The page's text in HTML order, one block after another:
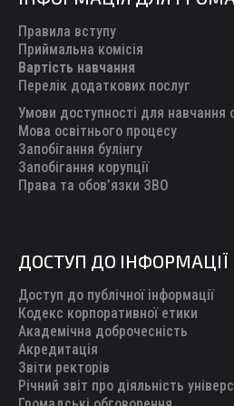
in
new
window
in
new
window
in
new
window
in
new
window
new
Правила вступу
Приймальна комісія
Вартість навчання
Перелік додаткових послуг
Умови доступності для навчання
Мова освітнього процесу
Запобігання булінгу
Запобігання корупції
Права та обов’язки ЗВО
ДОСТУП ДО ІНФОРМАЦІЇ
Доступ до публічної інформації
Кодекс корпоративної етики
Академічна доброчесність
Акредитація
Звіти ректорів
Річний звіт про діяльність